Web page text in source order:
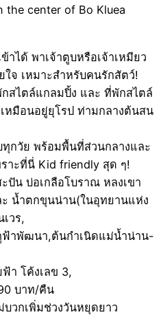
the center of Bo Kluea
าได้ พาเจ้าตูบหรือเจ้าเหมียว
จ เหมาะสำหรับคนรักสัตว์!
สไตล์แกลมปิ้ง และ ที่พักสไตล์
หมือนอยู่ยุโรป ท่ามกลางต้นสน
กวัย พร้อมพื้นที่ส่วนกลางและ
าะที่นี่ Kid friendly สุด ๆ!
ปัน บ่อเกลือโบราณ หลงเขา
น้ำตกขุนน่าน(ในอุทยานแห่ง
วร,
ฟ้าพัฒนา,ต้นกำเนิดแม่น้ำน่าน-
า โค้งเลข 3,
บาท/คืน
วกเพิ่มช่วงวันหยุดยาว